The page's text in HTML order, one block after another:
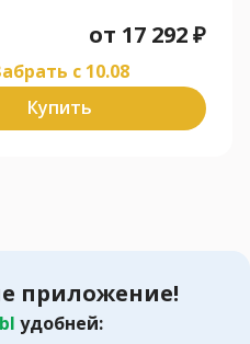
от 17 292₽
c 10.08
Купить
приложение!
удобней: